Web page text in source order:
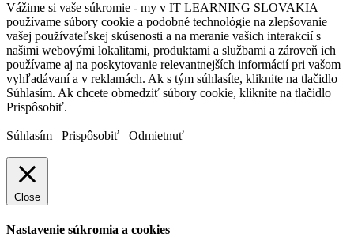
Vážime si vaše súkromie - my v IT LEARNING SLOVAKIA
používame súbory cookie a podobné technológie na zlepšovanie
vašej používateľskej skúsenosti a na meranie vašich interakcií s
našimi webovými lokalitami, produktami a službami a zároveň ich
používame aj na poskytovanie relevantnejších informácií pri vašom
vyhľadávaní a v reklamách. Ak s tým súhlasíte, kliknite na tlačidlo
Súhlasím. Ak chcete obmedziť súbory cookie, kliknite na tlačidlo
Prispôsobiť.
Súhlasím Prispôsobiť Odmietnuť
Close
Nastavenie súkromia a cookies